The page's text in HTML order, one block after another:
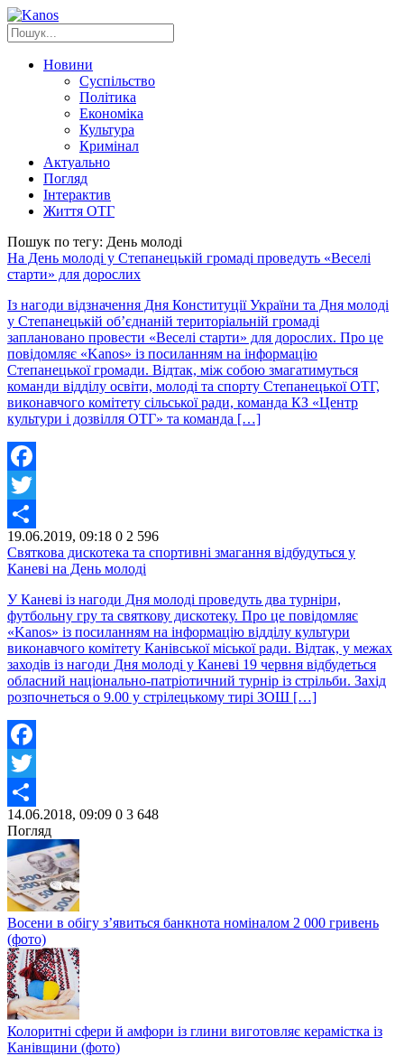
Новини
Суспільство
Політика
Економіка
Культура
Кримінал
Актуально
Погляд
Інтерактив
Життя ОТГ
Пошук по тегу: День молоді
На День молоді у Степанецькій громаді проведуть «Веселі
старти» для дорослих
Із нагоди відзначення Дня Конституції України та Дня молоді
у Степанецькій об’єднаній територіальній громаді
заплановано провести «Веселі старти» для дорослих. Про це
повідомляє «Kanos» із посиланням на інформацію
Степанецької громади. Відтак, між собою змагатимуться
команди відділу освіти, молоді та спорту Степанецької ОТГ,
виконавчого комітету сільської ради, команда КЗ «Центр
культури і дозвілля ОТГ» та команда […]
Facebook
Twitter
Share
19.06.2019, 09:18 0 2 596
Святкова дискотека та спортивні змагання відбудуться у
Каневі на День молоді
У Каневі із нагоди Дня молоді проведуть два турніри,
футбольну гру та святкову дискотеку. Про це повідомляє
«Kanos» із посиланням на інформацію відділу культури
виконавчого комітету Канівської міської ради. Відтак, у межах
заходів із нагоди Дня молоді у Каневі 19 червня відбудеться
обласний національно-патріотичний турнір із стрільби. Захід
розпочнеться о 9.00 у стрілецькому тирі ЗОШ […]
Facebook
Twitter
Share
14.06.2018, 09:09 0 3 648
Погляд
Восени в обігу з’явиться банкнота номіналом 2 000 гривень
(фото)
Колоритні сфери й амфори із глини виготовляє керамістка із
Канівщини (фото)